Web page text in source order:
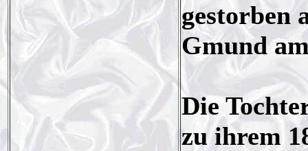
gestorben
Gmund
Die
zu ihrem